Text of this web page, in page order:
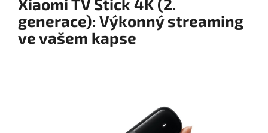
Xiaomi TV Stick 4K (2.
generace): Výkonný streaming
ve vašem kapse